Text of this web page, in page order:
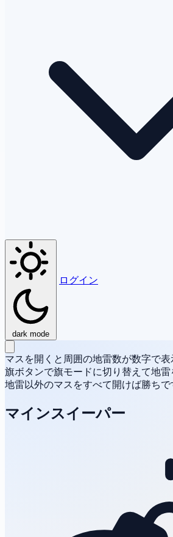
dark mode
ログイン
マスを開くと周囲の地雷数が数字で表
旗ボタンで旗モードに切り替えて地雷
地雷以外のマスをすべて開けば勝ちで
マインスイーパー